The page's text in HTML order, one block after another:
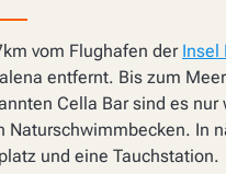
vom Flughafen der Insel
entfernt. Bis zum
Cella Bar sind es
Naturschwimmbecken. In
und eine Tauchstation.